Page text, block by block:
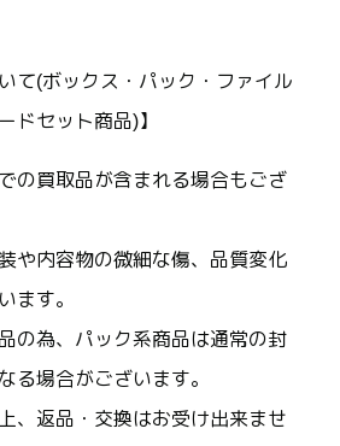
て(ボックス・パック・ファイル
ドセット商品)】
の買取品が含まれる場合もござ
や内容物の微細な傷、品質変化
ます。
の為、パック系商品は通常の封
る場合がございます。
、返品・交換はお受け出来ませ